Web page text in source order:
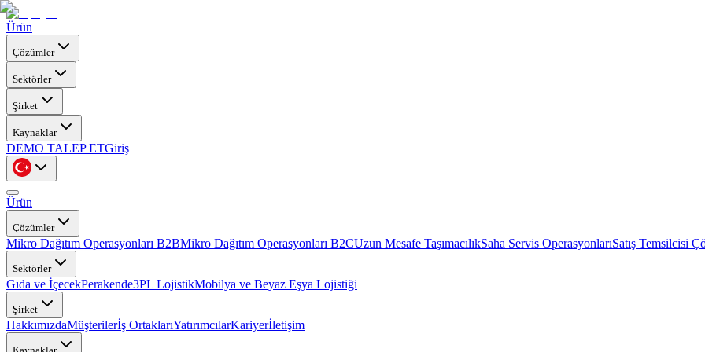
Ürün
Çözümler
Sektörler
Şirket
Kaynaklar
DEMO TALEP ETGiriş
Ürün
Çözümler
Mikro Dağıtım Operasyonları B2BMikro Dağıtım Operasyonları B2CUzun Mesafe TaşımacılıkSaha Servis OperasyonlarıSatış Temsilcisi
Sektörler
Gıda ve İçecekPerakende3PL LojistikMobilya ve Beyaz Eşya Lojistiği
Şirket
HakkımızdaMüşterilerİş OrtaklarıYatırımcılarKariyerİletişim